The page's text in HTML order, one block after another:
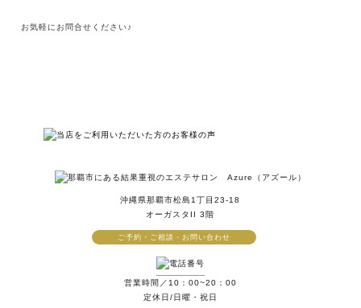
お気軽にお問合せください♪
沖縄県那覇市松島1丁目23-18
オーガスタII 3階
ご予約・ご相談・お問い合わせ
営業時間／10：00~20：00
定休日/日曜・祝日